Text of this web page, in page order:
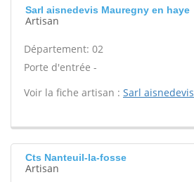
Sarl aisnedevis Mauregny en haye
Artisan
Département: 02
Porte d'entrée -
Voir la fiche artisan : Sarl aisnedevis
Cts Nanteuil-la-fosse
Artisan